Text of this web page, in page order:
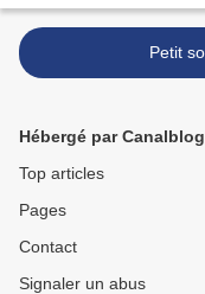
Hébergé par Canalblog
Top articles
Pages
Contact
Signaler un abus